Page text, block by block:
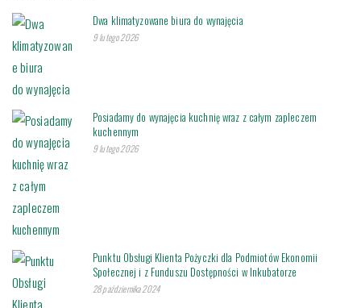
Dwa klimatyzowane biura do wynajęcia
9 lutego 2026
Posiadamy do wynajęcia kuchnię wraz z całym zapleczem
kuchennym
9 lutego 2026
Punktu Obsługi Klienta Pożyczki dla Podmiotów Ekonomii
Społecznej i z Funduszu Dostępności w Inkubatorze
28 października 2024